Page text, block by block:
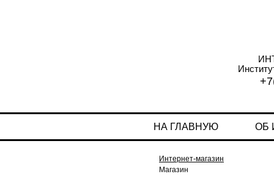
НА ГЛАВНУЮ ОБ
Интернет-магазин
Магазин